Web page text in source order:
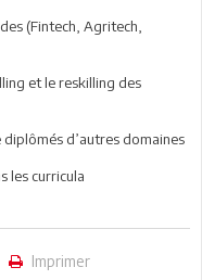
(Fintech, Agritech,
et le reskilling des
d’autres domaines
les curricula
Imprimer